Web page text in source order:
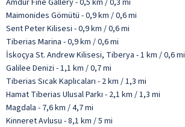
Maimonides Gömütü - 0,9 km / 0,6 mi
Sent Peter Kilisesi - 0,9 km / 0,6 mi
Tiberias Marina - 0,9 km / 0,6 mi
İskoçya St. Andrew Kilisesi, Tiberya - 1 km / 0,6 mi
Galilee Denizi - 1,1 km / 0,7 mi
Tiberias Sıcak Kaplıcaları - 2 km / 1,3 mi
Hamat Tiberias Ulusal Parkı - 2,1 km / 1,3 mi
Magdala - 7,6 km / 4,7 mi
Kinneret Avlusu - 8,1 km / 5 mi